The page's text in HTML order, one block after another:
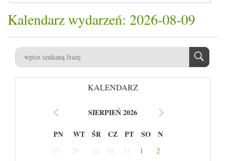
Kalendarz wydarzeń: 2026-08-09
KALENDARZ
SIERPIEŃ 2026
PN WT ŚR CZ PT SO N
27 28 29 30 31 1
2